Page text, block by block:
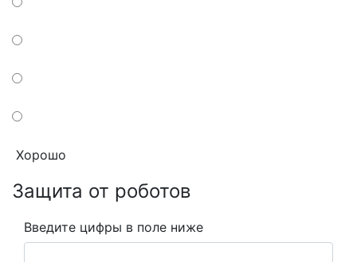
Хорошо
Защита от роботов
Введите цифры в поле ниже